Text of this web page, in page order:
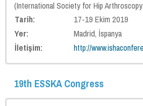
(International Society for Hip
Tarih:
17-19 Ekim 2019
Yer:
Madrid, İspanya
İletişim:
http://
19th ESSKA Congress